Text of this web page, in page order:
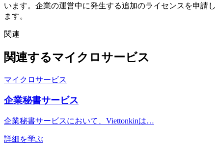
います。企業の運営中に発生する追加のライセンスを申請し
ます。
関連
関連するマイクロサービス
マイクロサービス
企業秘書サービス
企業秘書サービスにおいて、Viettonkinは…
詳細を学ぶ